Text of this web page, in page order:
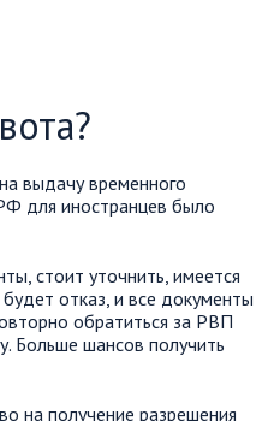
выдачу временного
для иностранцев было
стоит уточнить, имеется
отказ, и все документы
обратиться за РВП
Больше шансов получить
на получение разрешения